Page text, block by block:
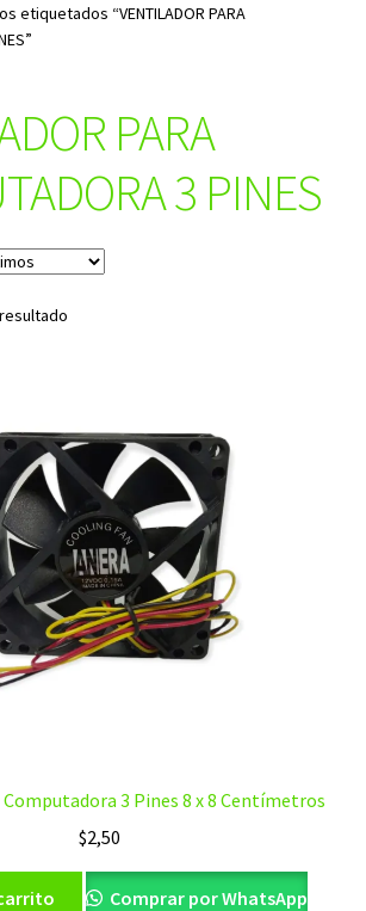
etiquetados “VENTILADOR PARA
PARA
3 PINES
3 Pines 8 x 8 Centímetros
$2,50
Comprar por WhatsApp